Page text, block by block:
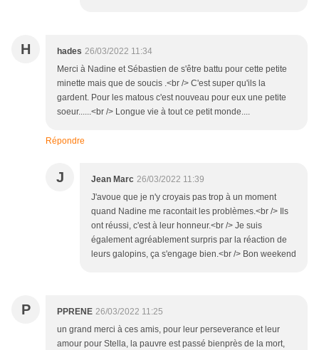
H hades 26/03/2022 11:34
Merci à Nadine et Sébastien de s'être battu pour cette petite
minette mais que de soucis .<br /> C'est super qu'ils la
gardent. Pour les matous c'est nouveau pour eux une petite
soeur......<br /> Longue vie à tout ce petit monde....
Répondre
J Jean Marc 26/03/2022 11:39
J'avoue que je n'y croyais pas trop à un moment
quand Nadine me racontait les problèmes.<br /> Ils
ont réussi, c'est à leur honneur.<br /> Je suis
également agréablement surpris par la réaction de
leurs galopins, ça s'engage bien.<br /> Bon weekend
P PPRENE 26/03/2022 11:25
un grand merci à ces amis, pour leur perseverance et leur
amour pour Stella, la pauvre est passé bienprès de la mort,